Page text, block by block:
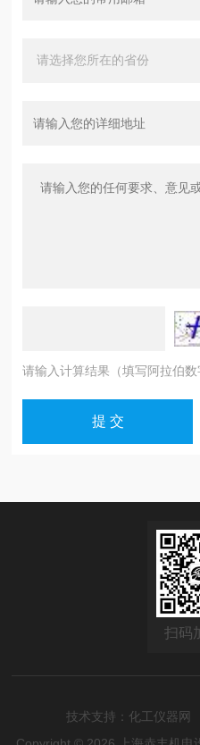
请输入计算结果（填写阿拉伯
扫码
技术支持： 化工仪器网